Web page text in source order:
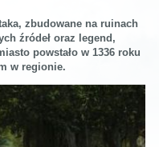
zbudowane na ruinach
źródeł oraz legend,
powstało w 1336 roku
w regionie.